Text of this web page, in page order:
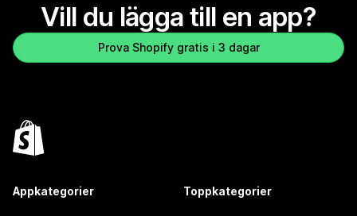
Vill du lägga till en app?
Prova Shopify gratis i 3 dagar
Appkategorier Toppkategorier